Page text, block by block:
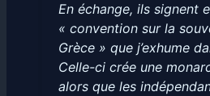
En échange, ils signent
« convention sur la
Grèce » que j’exhume
Celle-ci crée une
alors que les